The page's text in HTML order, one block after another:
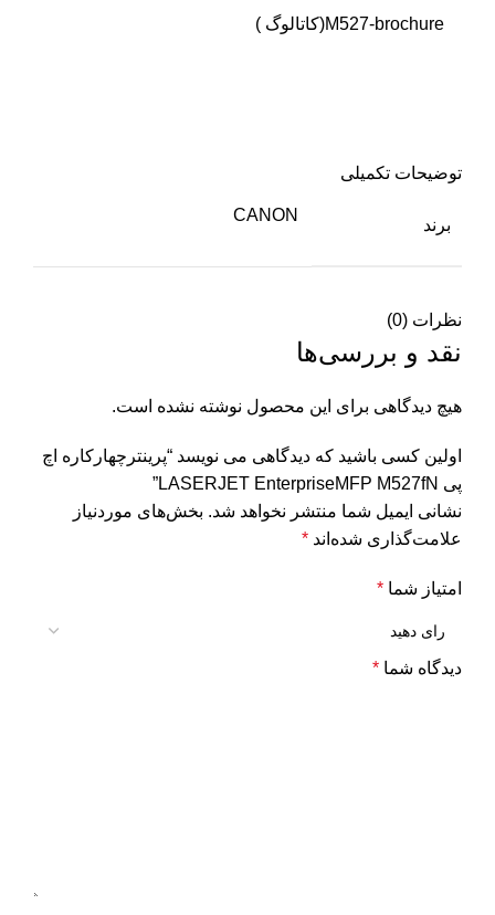
(کاتالوگ )
توضیحات تکمیلی
برند
CANON
نظرات (0)
نقد و بررسی‌ها
هیچ دیدگاهی برای این محصول نوشته نشده است.
اولین کسی باشید که دیدگاهی می نویسد “پرینترچهارکاره اچ
پی LASERJET EnterpriseMFP M527fN”
نشانی ایمیل شما منتشر نخواهد شد. بخش‌های موردنیاز
علامت‌گذاری شده‌اند *
امتیاز شما *
دیدگاه شما *